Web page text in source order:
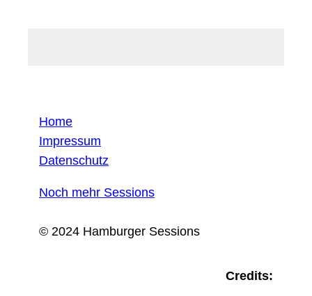
Home
Impressum
Datenschutz
Noch mehr Sessions
© 2024 Hamburger Sessions
Credits: